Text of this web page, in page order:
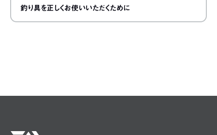
釣り具を正しくお使いいただくために